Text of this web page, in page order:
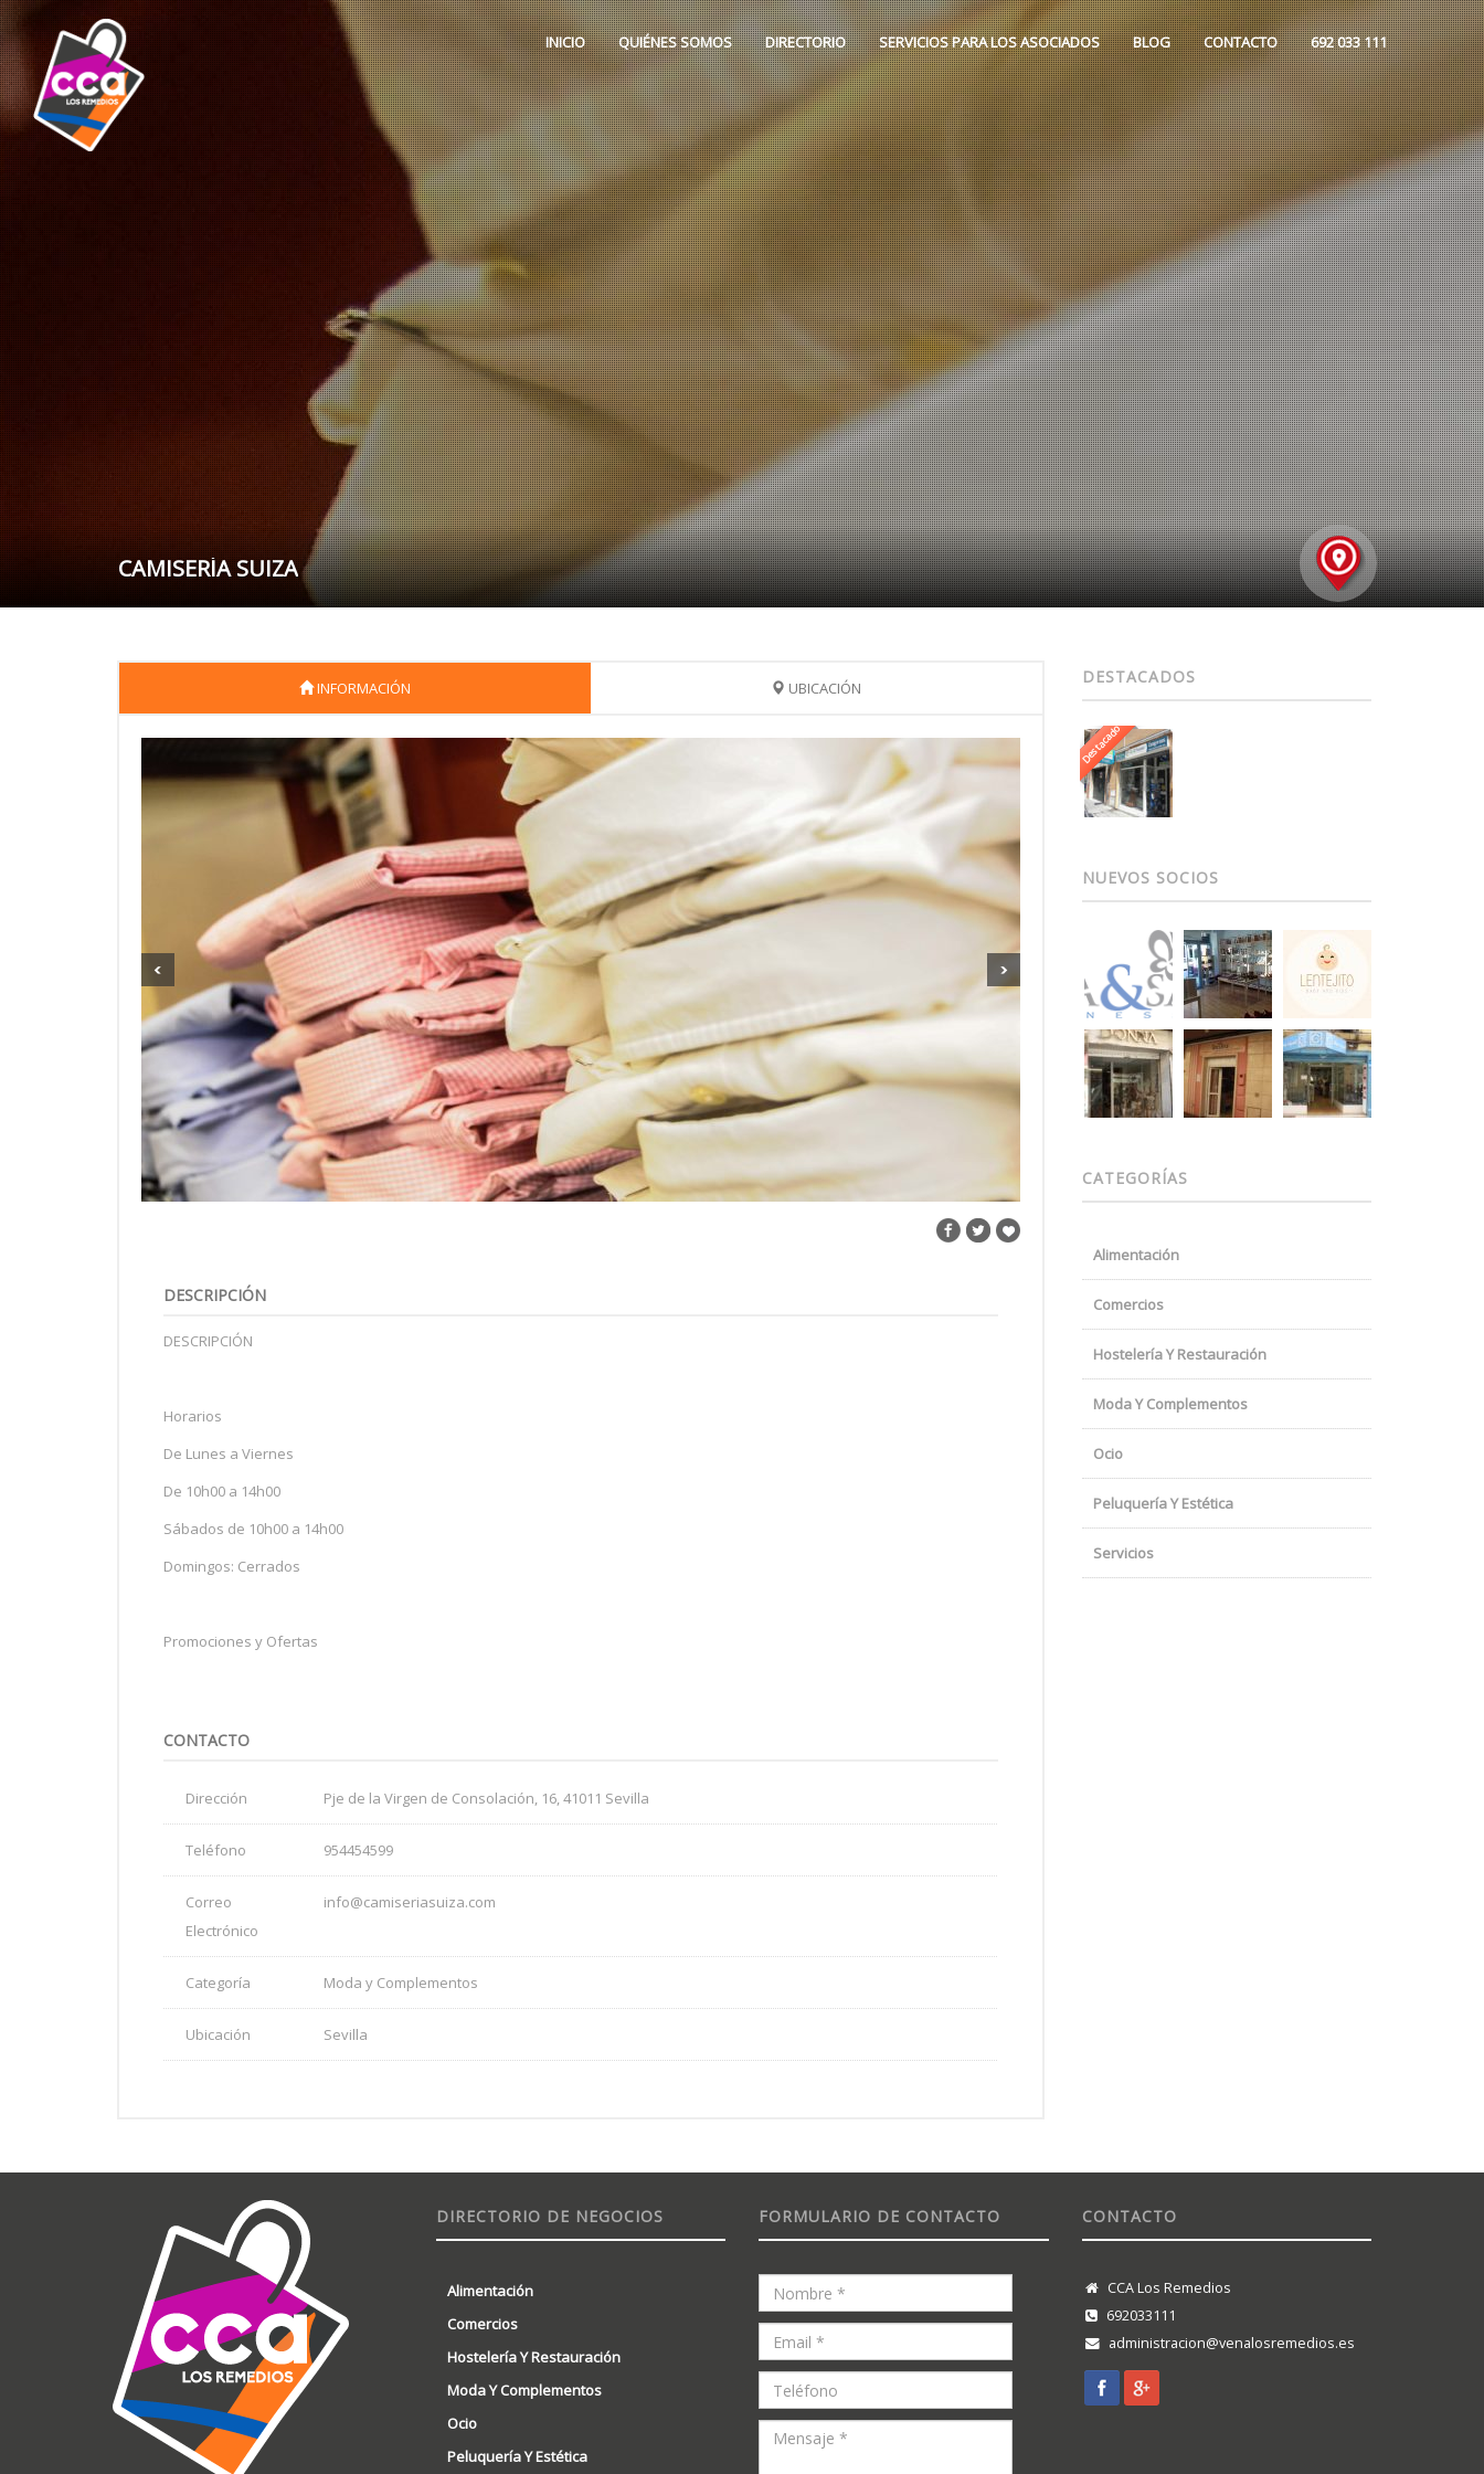
INICIO QUIÉNES SOMOS DIRECTORIO SERVICIOS PARA LOS ASOCIADOS BLOG CONTACTO 692 033 111
CAMISERÍA SUIZA
INFORMACIÓN UBICACIÓN
DESCRIPCIÓN
DESCRIPCIÓN
Horarios
De Lunes a Viernes
De 10h00 a 14h00
Sábados de 10h00 a 14h00
Domingos: Cerrados
Promociones y Ofertas
CONTACTO
Dirección Pje de la Virgen de Consolación, 16, 41011 Sevilla
Teléfono 954454599
Correo
Electrónico
info@camiseriasuiza.com
Categoría Moda y Complementos
Ubicación Sevilla
DESTACADOS
Destacado
NUEVOS SOCIOS
CATEGORÍAS
Alimentación
Comercios
Hostelería Y Restauración
Moda Y Complementos
Ocio
Peluquería Y Estética
Servicios
DIRECTORIO DE NEGOCIOS
Alimentación
Comercios
Hostelería Y Restauración
Moda Y Complementos
Ocio
Peluquería Y Estética
FORMULARIO DE CONTACTO CONTACTO
CCA Los Remedios
692033111
administracion@venalosremedios.es